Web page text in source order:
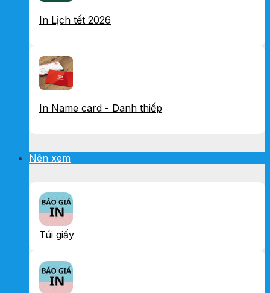
In Lịch tết 2026
In Name card - Danh thiếp
Nên xem
Túi giấy